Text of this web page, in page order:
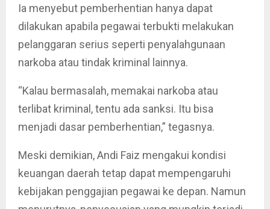
Ia menyebut pemberhentian hanya dapat
dilakukan apabila pegawai terbukti melakukan
pelanggaran serius seperti penyalahgunaan
narkoba atau tindak kriminal lainnya.
“Kalau bermasalah, memakai narkoba atau
terlibat kriminal, tentu ada sanksi. Itu bisa
menjadi dasar pemberhentian,” tegasnya.
Meski demikian, Andi Faiz mengakui kondisi
keuangan daerah tetap dapat mempengaruhi
kebijakan penggajian pegawai ke depan. Namun